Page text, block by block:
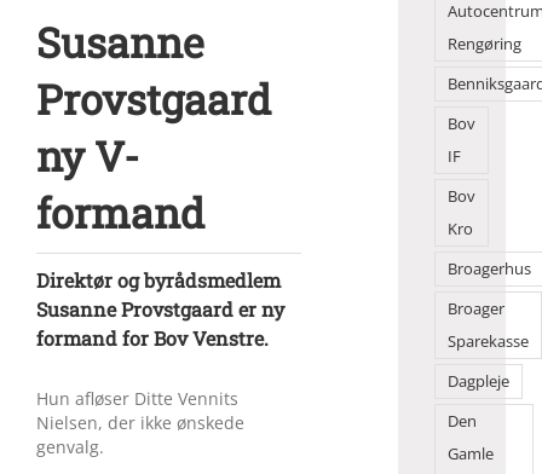
Susanne
Provstgaard
ny V-
formand
Direktør og byrådsmedlem
Susanne Provstgaard er ny
formand for Bov Venstre.
Hun afløser Ditte Vennits
Nielsen, der ikke ønskede
genvalg.
Rengøring
Bov
IF
Bov
Kro
Broagerhus
Broager
Sparekasse
Dagpleje
Den
Gamle